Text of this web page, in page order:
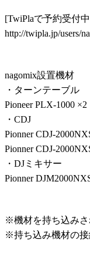
[TwiPlaで予約受付
http://twipla.jp/users/
nagomix設置機材
・ターンテーブル
Pioneer PLX-1000 ×2
・CDJ
Pionner CDJ-
Pionner CDJ-
・DJミキサー
Pionner
※機材を持ち込みさ
※持ち込み機材の接